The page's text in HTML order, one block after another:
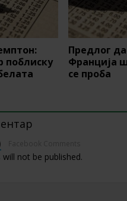
поблиску
Предлог
Франција
се проба
not be published.